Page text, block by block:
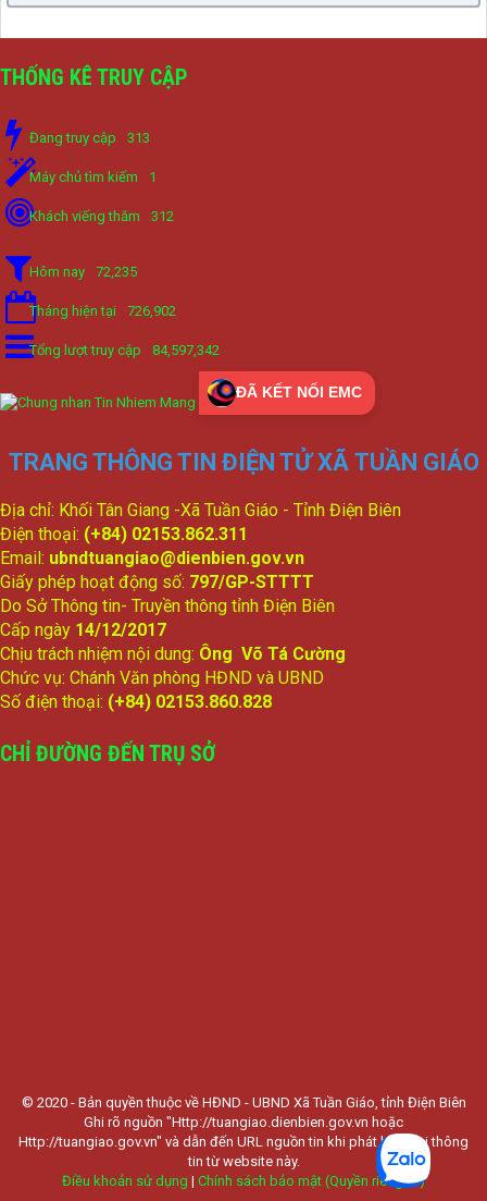
THỐNG KÊ TRUY CẬP
Đang truy cập 313
Máy chủ tìm kiếm 1
Khách viếng thăm 312
Hôm nay 72,235
Tháng hiện tại 726,902
Tổng lượt truy cập 84,597,342
ĐÃ KẾT NỐI EMC
TRANG THÔNG TIN ĐIỆN TỬ XÃ TUẦN GIÁO
Địa chỉ: Khối Tân Giang -Xã Tuần Giáo - Tỉnh Điện Biên
Điện thoại: (+84) 02153.862.311
Email: ubndtuangiao@dienbien.gov.vn
Giấy phép hoạt động số: 797/GP-STTTT
Do Sở Thông tin- Truyền thông tỉnh Điện Biên
Cấp ngày 14/12/2017
Chịu trách nhiệm nội dung: Ông Võ Tá Cường
Chức vụ: Chánh Văn phòng HĐND và UBND
Số điện thoại: (+84) 02153.860.828
CHỈ ĐƯỜNG ĐẾN TRỤ SỞ
© 2020 - Bản quyền thuộc về HĐND - UBND Xã Tuần Giáo, tỉnh Điện Biên
Ghi rõ nguồn "Http://tuangiao.dienbien.gov.vn hoặc
Http://tuangiao.gov.vn" và dẫn đến URL nguồn tin khi phát hành lại thông
tin từ website này.
Điều khoản sử dụng | Chính sách bảo mật (Quyền riêng tư)